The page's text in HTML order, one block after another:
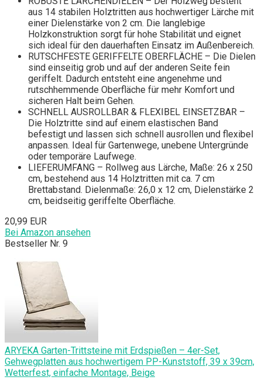
aus 14 stabilen Holztritten aus hochwertiger Lärche mit
einer Dielenstärke von 2 cm. Die langlebige
Holzkonstruktion sorgt für hohe Stabilität und eignet
sich ideal für den dauerhaften Einsatz im Außenbereich.
RUTSCHFESTE GERIFFELTE OBERFLÄCHE – Die Dielen
sind einseitig grob und auf der anderen Seite fein
geriffelt. Dadurch entsteht eine angenehme und
rutschhemmende Oberfläche für mehr Komfort und
sicheren Halt beim Gehen.
SCHNELL AUSROLLBAR & FLEXIBEL EINSETZBAR –
Die Holztritte sind auf einem elastischen Band
befestigt und lassen sich schnell ausrollen und flexibel
anpassen. Ideal für Gartenwege, unebene Untergründe
oder temporäre Laufwege.
LIEFERUMFANG – Rollweg aus Lärche, Maße: 26 x 250
cm, bestehend aus 14 Holztritten mit ca. 7 cm
Brettabstand. Dielenmaße: 26,0 x 12 cm, Dielenstärke 2
cm, beidseitig geriffelte Oberfläche.
20,99 EUR
Bei Amazon ansehen
Bestseller Nr. 9
ARYEKA Garten-Trittsteine mit Erdspießen – 4er-Set,
Gehwegplatten aus hochwertigem PP-Kunststoff, 39 x 39cm,
Wetterfest, einfache Montage, Beige